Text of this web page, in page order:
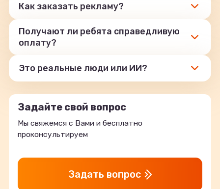
Как заказать рекламу?
Получают ли ребята справедливую
оплату?
Это реальные люди или ИИ?
Задайте свой вопрос
Мы свяжемся с Вами и бесплатно
проконсультируем
Задать вопрос